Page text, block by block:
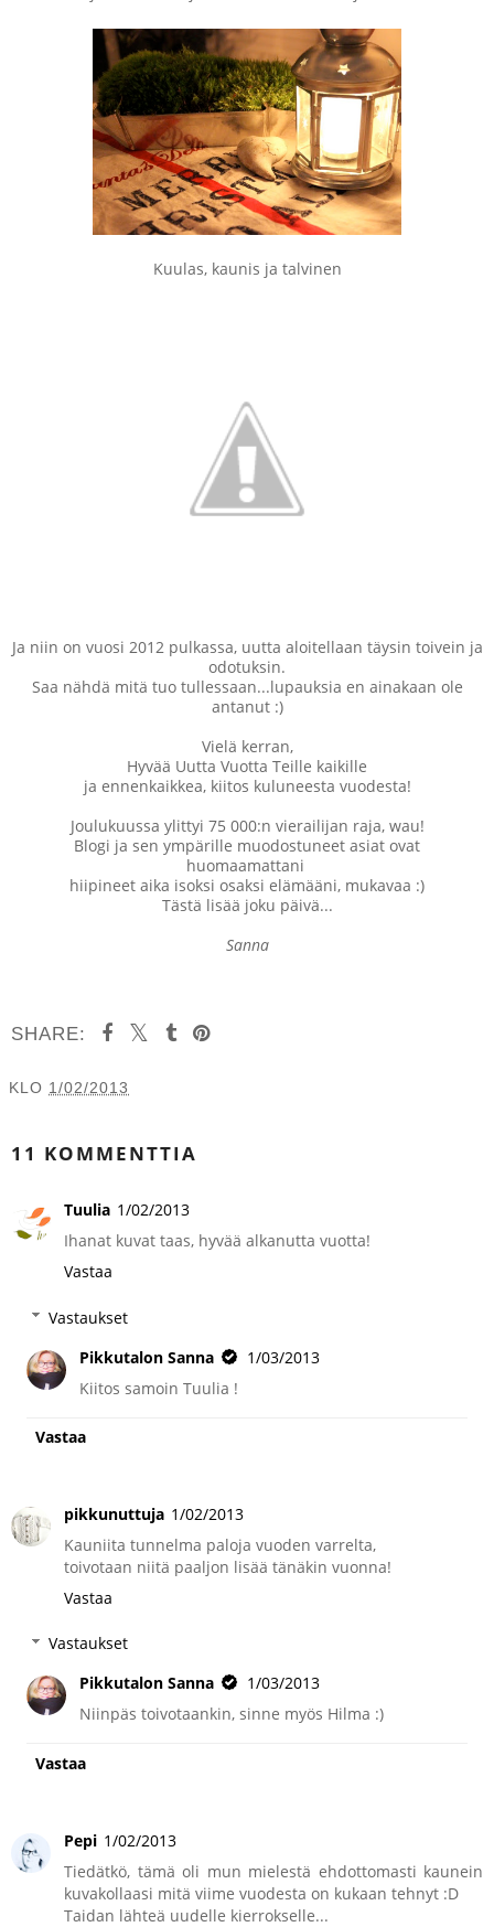
Kuulas, kaunis ja talvinen
Ja niin on vuosi 2012 pulkassa, uutta aloitellaan täysin toivein ja
odotuksin.
Saa nähdä mitä tuo tullessaan...lupauksia en ainakaan ole
antanut :)
Vielä kerran,
Hyvää Uutta Vuotta Teille kaikille
ja ennenkaikkea, kiitos kuluneesta vuodesta!
Joulukuussa ylittyi 75 000:n vierailijan raja, wau!
Blogi ja sen ympärille muodostuneet asiat ovat
huomaamattani
hiipineet aika isoksi osaksi elämääni, mukavaa :)
Tästä lisää joku päivä...
Sanna
SHARE:
KLO 1/02/2013
11 KOMMENTTIA
Tuulia 1/02/2013
Ihanat kuvat taas, hyvää alkanutta vuotta!
Vastaa
Vastaukset
Pikkutalon Sanna
1/03/2013
Kiitos samoin Tuulia !
Vastaa
pikkunuttuja 1/02/2013
Kauniita tunnelma paloja vuoden varrelta,
toivotaan niitä paaljon lisää tänäkin vuonna!
Vastaa
Vastaukset
Pikkutalon Sanna
1/03/2013
Niinpäs toivotaankin, sinne myös Hilma :)
Vastaa
Pepi 1/02/2013
Tiedätkö, tämä oli mun mielestä ehdottomasti kaunein
kuvakollaasi mitä viime vuodesta on kukaan tehnyt :D
Taidan lähteä uudelle kierrokselle...